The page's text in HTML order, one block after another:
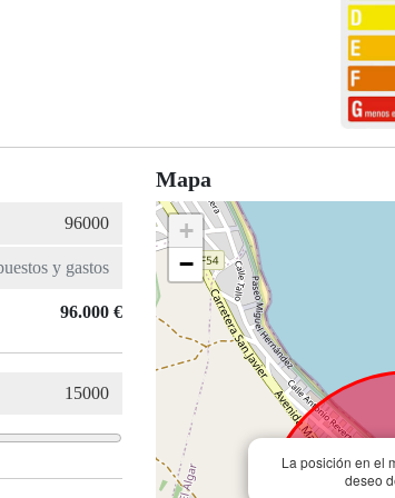
96.000 €
Mapa
La posición en el
deseo
+
−